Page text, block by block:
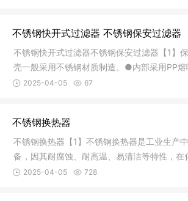
不锈钢快开式过滤器 不锈钢保安过滤器
不锈钢快开式过滤器不锈钢保安过滤器【1】
壳一般采用不锈钢材质制造。●内部采用PP熔
钛滤芯
2025-04-05 67
不锈钢换热器
不锈钢换热器【1】不锈钢换热器是工业生产
备，因其耐腐蚀、耐高温、易清洁等特性，在
等行业广
2025-04-05 728